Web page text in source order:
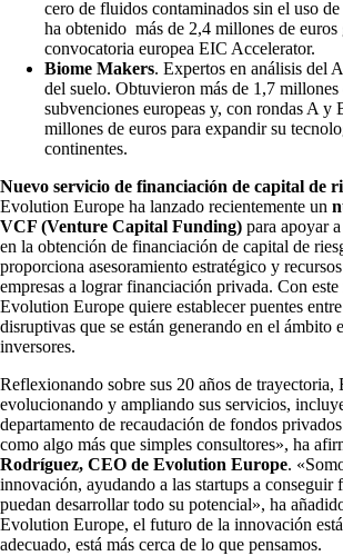
cero de fluidos contaminados sin el uso
ha obtenido más de 2,4 millones de euros
convocatoria europea EIC Accelerator.
Biome Makers. Expertos en análisis del
del suelo. Obtuvieron más de 1,7 millones
subvenciones europeas y, con rondas A y
millones de euros para expandir su
continentes.
Nuevo servicio de financiación de capital de
Evolution Europe ha lanzado recientemente un
VCF (Venture Capital Funding) para apoyar
en la obtención de financiación de capital de
proporciona asesoramiento estratégico y
empresas a lograr financiación privada. Con
Evolution Europe quiere establecer puentes
disruptivas que se están generando en el ámbito
inversores.
Reflexionando sobre sus 20 años de trayectoria,
evolucionando y ampliando sus servicios,
departamento de recaudación de fondos
como algo más que simples consultores», ha
Rodríguez, CEO de Evolution Europe.
innovación, ayudando a las startups a conseguir
puedan desarrollar todo su potencial», ha
Evolution Europe, el futuro de la innovación
adecuado, está más cerca de lo que pensamos.